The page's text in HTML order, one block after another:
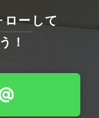
ローして
！